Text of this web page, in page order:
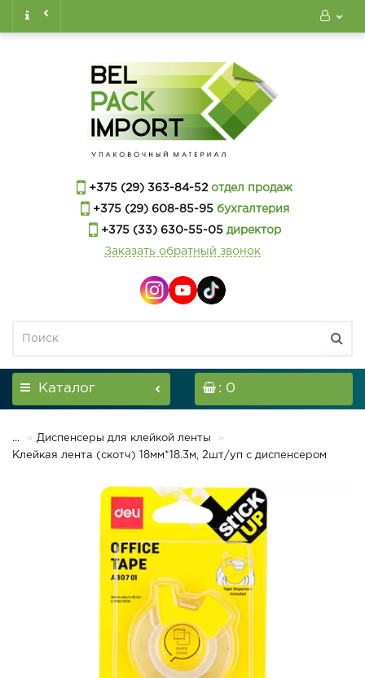
+375 (29) 363-84-52 отдел продаж
+375 (29) 608-85-95бухгалтерия
+375 (33) 630-55-05директор
Заказать обратный звонок
Каталог : 0
...
Диспенсеры для клейкой ленты
Клейкая лента (скотч) 18мм*18.3м, 2шт/уп с диспенсером